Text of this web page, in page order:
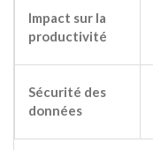
Impact sur la
productivité
Sécurité des
données